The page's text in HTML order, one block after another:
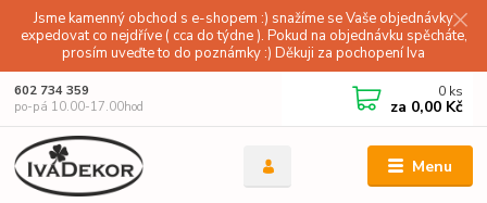
Jsme kamenný obchod s e-shopem :) snažíme se Vaše objednávky
expedovat co nejdříve ( cca do týdne ). Pokud na objednávku spěcháte,
prosím uveďte to do poznámky :) Děkuji za pochopení Iva
Menu
602 734 359
po-pá 10.00-17.00hod
0 ks
za 0,00 Kč